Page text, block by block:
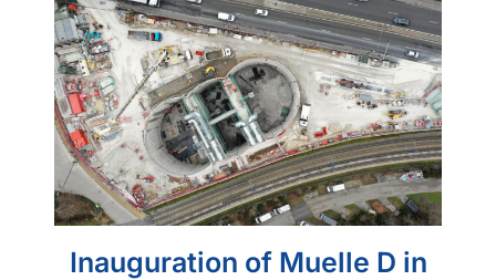
Inauguration of Muelle D in